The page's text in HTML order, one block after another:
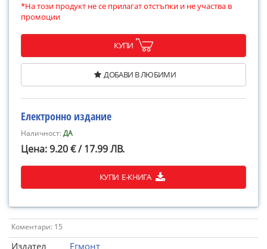
*На този продукт не се прилагат отстъпки и не участва в
промоции
КУПИ
ДОБАВИ В ЛЮБИМИ
Електронно издание
Наличност:ДА
Цена: 9.20 € / 17.99 ЛВ.
КУПИ Е-КНИГА
Коментари: 15
Издател
Егмонт